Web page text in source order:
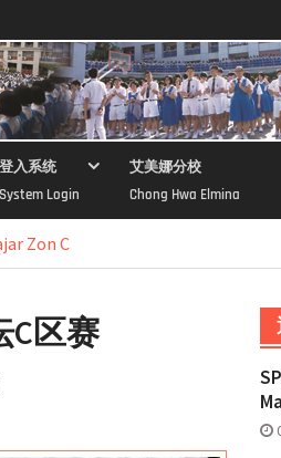
登入系统
System Login
艾美娜分校
Chong Hwa Elmina
Zon C
C区赛